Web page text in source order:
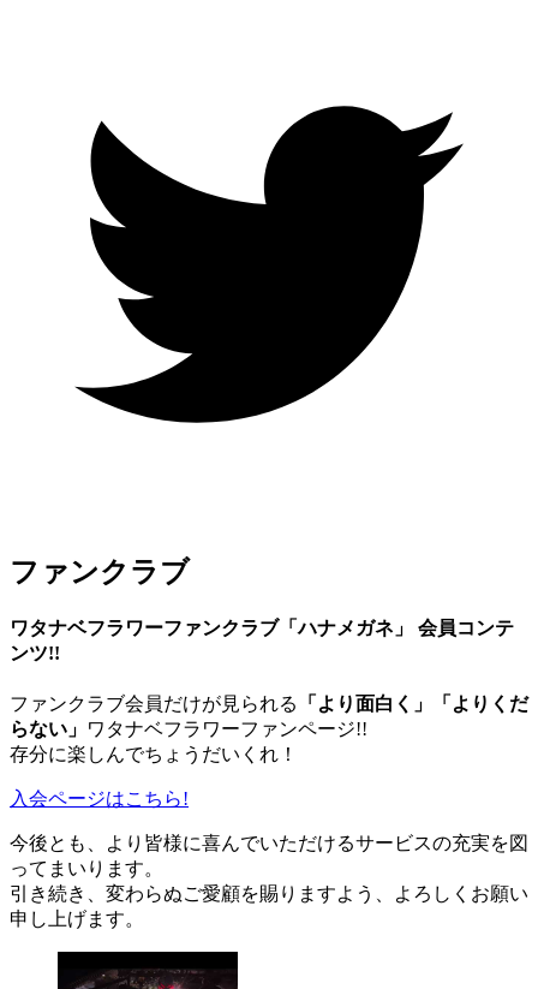
ファンクラブ
ワタナベフラワーファンクラブ「ハナメガネ」 会員コンテ
ンツ!!
ファンクラブ会員だけが見られる
「より面白く」「よりくだ
らない」 ワタナベフラワーファンページ!!
存分に楽しんでちょうだいくれ！
入会ページはこちら!
今後とも、より皆様に喜んでいただけるサービスの充実を図
ってまいります。
引き続き、変わらぬご愛顧を賜りますよう、よろしくお願い
申し上げます。